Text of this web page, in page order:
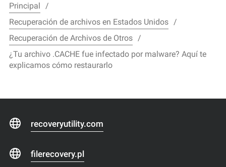
Principal
Recuperación de archivos en Estados Unidos
Recuperación de Archivos de Otros
¿Tu archivo .CACHE fue infectado por malware? Aquí te
explicamos cómo restaurarlo
recoveryutility.com
filerecovery.pl